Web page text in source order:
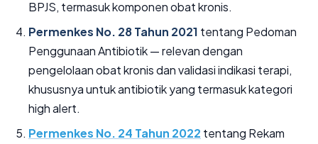
BPJS, termasuk komponen obat kronis.
Permenkes No. 28 Tahun 2021 tentang Pedoman
Penggunaan Antibiotik — relevan dengan
pengelolaan obat kronis dan validasi indikasi terapi,
khususnya untuk antibiotik yang termasuk kategori
high alert.
Permenkes No. 24 Tahun 2022 tentang Rekam